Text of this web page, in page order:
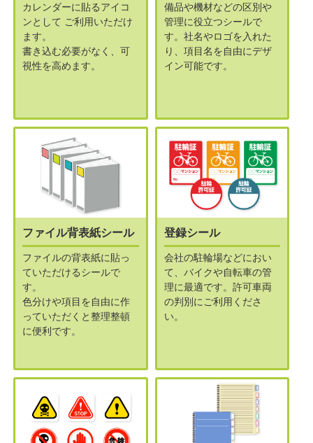
カレンダーに貼るアイコ
ンとして ご利用いただけ
ます。
書き込む必要がなく、可
視性を高めます。
備品や機材などの区別や
管理に役立つシールで
す。 社名やロゴを入れた
り、項目名を自由にデザ
イン可能です。
ファイル背表紙シール
ファイルの背表紙に貼っ
ていただけるシールで
す。
色分けや項目を自由に作
っていただくと整理整頓
に便利です。
登録シール
会社の駐輪場などにおい
て、バイクや自転車の管
理に最適です。 許可車両
の判別にご利用くださ
い。